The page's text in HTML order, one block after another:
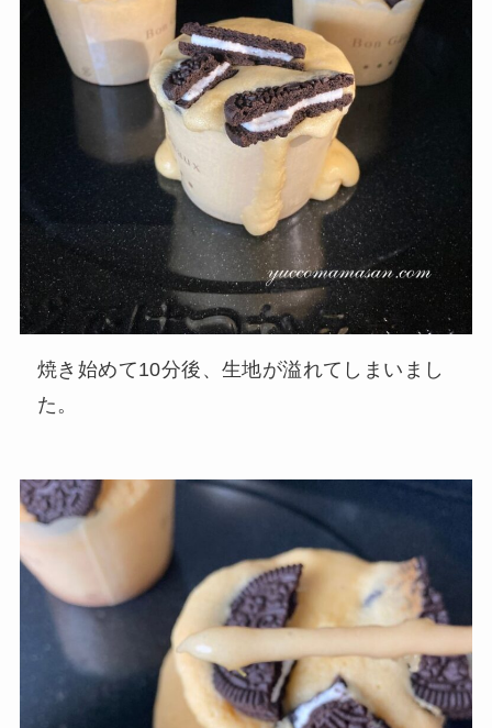
焼き始めて10分後、生地が溢れてしまいまし
た。